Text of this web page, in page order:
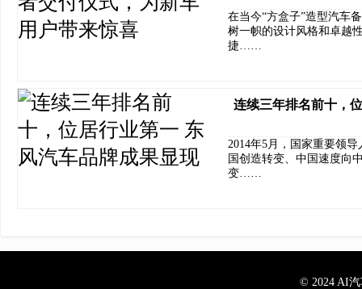
在当今“方盒子”造型汽车
树一帜的设计风格和卓越
捷……
连续三年排名前十，
2014年5月，国家重要领
国创造转变、中国速度向
变……
© 2024 AI汽